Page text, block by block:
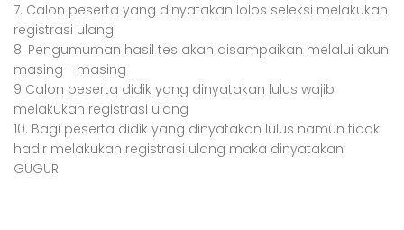
7. Calon peserta yang dinyatakan lolos seleksi melakukan
registrasi ulang
8. Pengumuman hasil tes akan disampaikan melalui akun
masing - masing
9 Calon peserta didik yang dinyatakan lulus wajib
melakukan registrasi ulang
10. Bagi peserta didik yang dinyatakan lulus namun tidak
hadir melakukan registrasi ulang maka dinyatakan
GUGUR